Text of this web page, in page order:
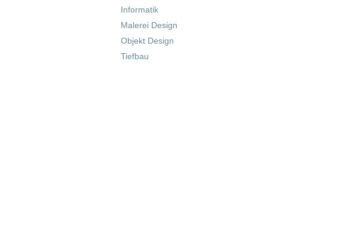
Informatik
Malerei Design
Objekt Design
Tiefbau